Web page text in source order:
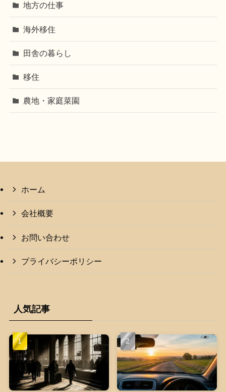
地方の仕事
海外移住
田舎の暮らし
移住
農地・家庭菜園
ホーム
会社概要
お問い合わせ
プライバシーポリシー
人気記事